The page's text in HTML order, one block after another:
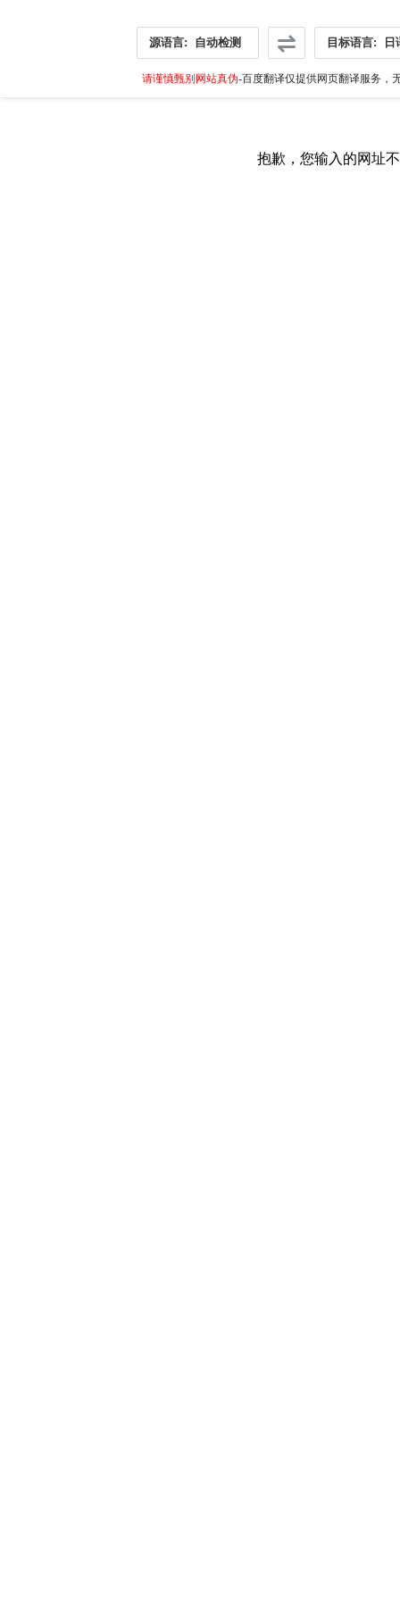
源语言: 自动检测 目标语言: 日
请谨慎甄别网站真伪-百度翻译仅提供网页翻译服务，